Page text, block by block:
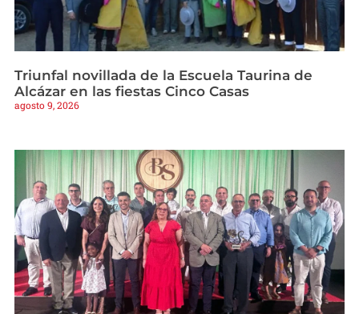
Triunfal novillada de la Escuela Taurina de
Alcázar en las fiestas Cinco Casas
agosto 9, 2026